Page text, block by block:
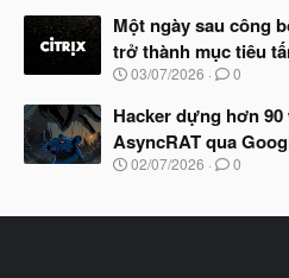
đ
ầ
u
à
y
b
ắ
đ
ầ
u
Một ngày sau công
trở thành mục tiêu
N
à
y
b
ắ
03/07/2026 0
Hacker dựng hơn
AsyncRAT qua
N
y
02/07/2026 0